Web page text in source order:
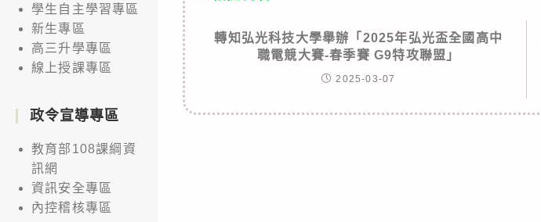
轉知弘光科技大學舉辦「2025年弘光盃全國高中
職電競大賽-春季賽 G9特攻聯盟」
2025-03-07
學生自主學習專區
新生專區
高三升學專區
線上授課專區
政令宣導專區
教育部108課綱資
訊網
資訊安全專區
內控稽核專區